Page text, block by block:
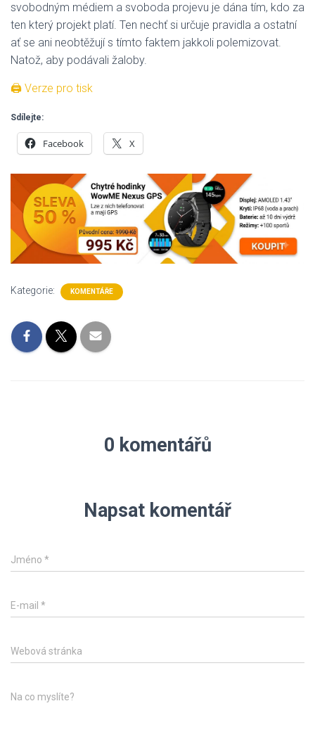
svobodným médiem a svoboda projevu je dána tím, kdo za
ten který projekt platí. Ten nechť si určuje pravidla a ostatní
ať se ani neobtěžují s tímto faktem jakkoli polemizovat.
Natož, aby podávali žaloby.
🖨 Verze pro tisk
Sdílejte:
Facebook X
Kategorie: KOMENTÁŘE
0 komentářů
Napsat komentář
Jméno *
E-mail *
Webová stránka
Na co myslíte?